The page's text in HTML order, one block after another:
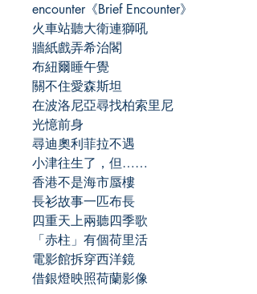
encounter《Brief Encounter》
火車站聽大衛連獅吼
牆紙戲弄希治閣
布紐爾睡午覺
關不住愛森斯坦
在波洛尼亞尋找柏索里尼
光憶前身
尋迪奧利菲拉不遇
小津往生了，但……
香港不是海市蜃樓
長衫故事一匹布長
四重天上兩聽四季歌
「赤柱」有個荷里活
電影館拆穿西洋鏡
借銀燈映照荷蘭影像